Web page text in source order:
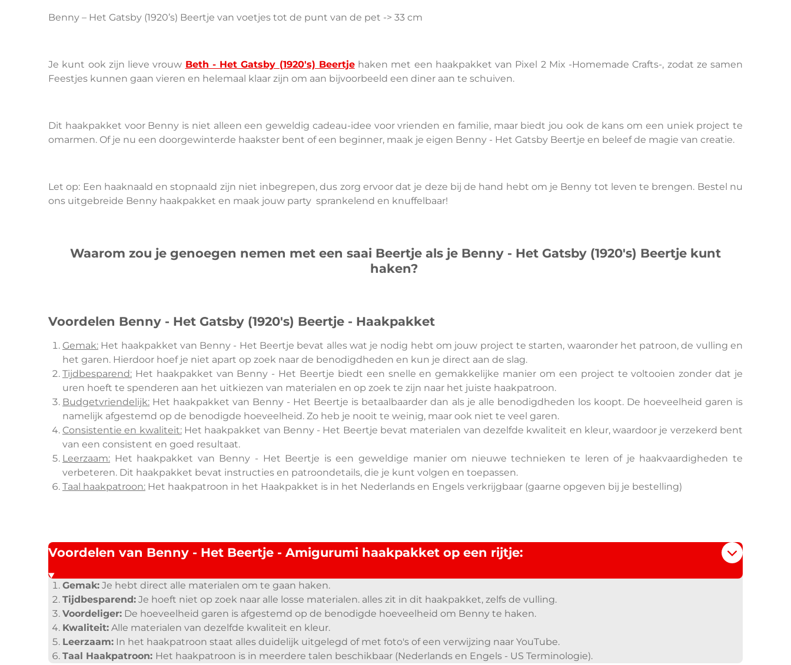
Benny – Het Gatsby (1920’s) Beertje van voetjes tot de punt van de pet -> 33 cm
Je kunt ook zijn lieve vrouw Beth - Het Gatsby (1920's) Beertjehaken met een haakpakket van Pixel 2 Mix -Homemade Crafts-, zodat ze samen
Feestjes kunnen gaan vieren en helemaal klaar zijn om aan bijvoorbeeld een diner aan te schuiven.
Dit haakpakket voor Benny is niet alleen een geweldig cadeau-idee voor vrienden en familie, maar biedt jou ook de kans om een uniek project te
omarmen. Of je nu een doorgewinterde haakster bent of een beginner, maak je eigen Benny - Het Gatsby Beertje en beleef de magie van creatie.
Let op: Een haaknaald en stopnaald zijn niet inbegrepen, dus zorg ervoor dat je deze bij de hand hebt om je Benny tot leven te brengen. Bestel nu
ons uitgebreide Benny haakpakket en maak jouw party sprankelend en knuffelbaar!
Waarom zou je genoegen nemen met een saai Beertje als je Benny - Het Gatsby (1920's) Beertje kunt
haken?
Voordelen Benny - Het Gatsby (1920's) Beertje - Haakpakket
Gemak: Het haakpakket van Benny - Het Beertje bevat alles wat je nodig hebt om jouw project te starten, waaronder het patroon, de vulling en
het garen. Hierdoor hoef je niet apart op zoek naar de benodigdheden en kun je direct aan de slag.
Tijdbesparend: Het haakpakket van Benny - Het Beertje biedt een snelle en gemakkelijke manier om een project te voltooien zonder dat je
uren hoeft te spenderen aan het uitkiezen van materialen en op zoek te zijn naar het juiste haakpatroon.
Budgetvriendelijk: Het haakpakket van Benny - Het Beertje is betaalbaarder dan als je alle benodigdheden los koopt. De hoeveelheid garen is
namelijk afgestemd op de benodigde hoeveelheid. Zo heb je nooit te weinig, maar ook niet te veel garen.
Consistentie en kwaliteit:Het haakpakket van Benny - Het Beertje bevat materialen van dezelfde kwaliteit en kleur, waardoor je verzekerd bent
van een consistent en goed resultaat.
Leerzaam: Het haakpakket van Benny - Het Beertje is een geweldige manier om nieuwe technieken te leren of je haakvaardigheden te
verbeteren. Dit haakpakket bevat instructies en patroondetails, die je kunt volgen en toepassen.
Taal haakpatroon: Het haakpatroon in het Haakpakket is in het Nederlands en Engels verkrijgbaar (gaarne opgeven bij je bestelling)
Voordelen van Benny - Het Beertje - Amigurumi haakpakket op een rijtje:
Gemak: Je hebt direct alle materialen om te gaan haken.
Tijdbesparend: Je hoeft niet op zoek naar alle losse materialen. alles zit in dit haakpakket, zelfs de vulling.
Voordeliger: De hoeveelheid garen is afgestemd op de benodigde hoeveelheid om Benny te haken.
Kwaliteit: Alle materialen van dezelfde kwaliteit en kleur.
Leerzaam: In het haakpatroon staat alles duidelijk uitgelegd of met foto's of een verwijzing naar YouTube.
Taal Haakpatroon: Het haakpatroon is in meerdere talen beschikbaar (Nederlands en Engels - US Terminologie).